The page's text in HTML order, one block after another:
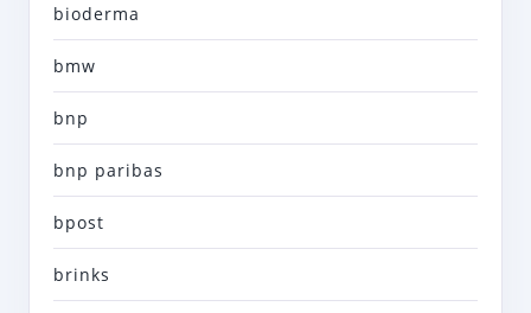
bioderma
bmw
bnp
bnp paribas
bpost
brinks